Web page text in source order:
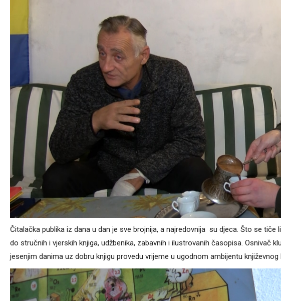
Čitalačka publika iz dana u dan je sve brojnija, a najredovnija su djeca. Što se
do stručnih i vjerskih knjiga, udžbenika, zabavnih i ilustrovanih časopisa. Osnivač
jesenjim danima uz dobru knjigu provedu vrijeme u ugodnom ambijentu književnog